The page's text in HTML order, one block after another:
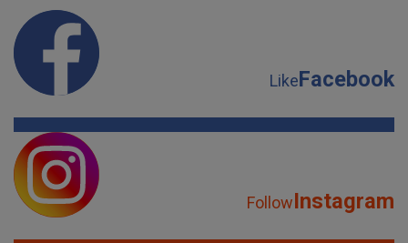
LikeFacebook
FollowInstagram